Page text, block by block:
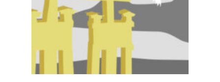
Obituarios
Velación virtual